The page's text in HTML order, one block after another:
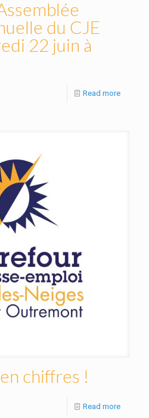
du CJE
22 juin à
Read more
chiffres !
Read more